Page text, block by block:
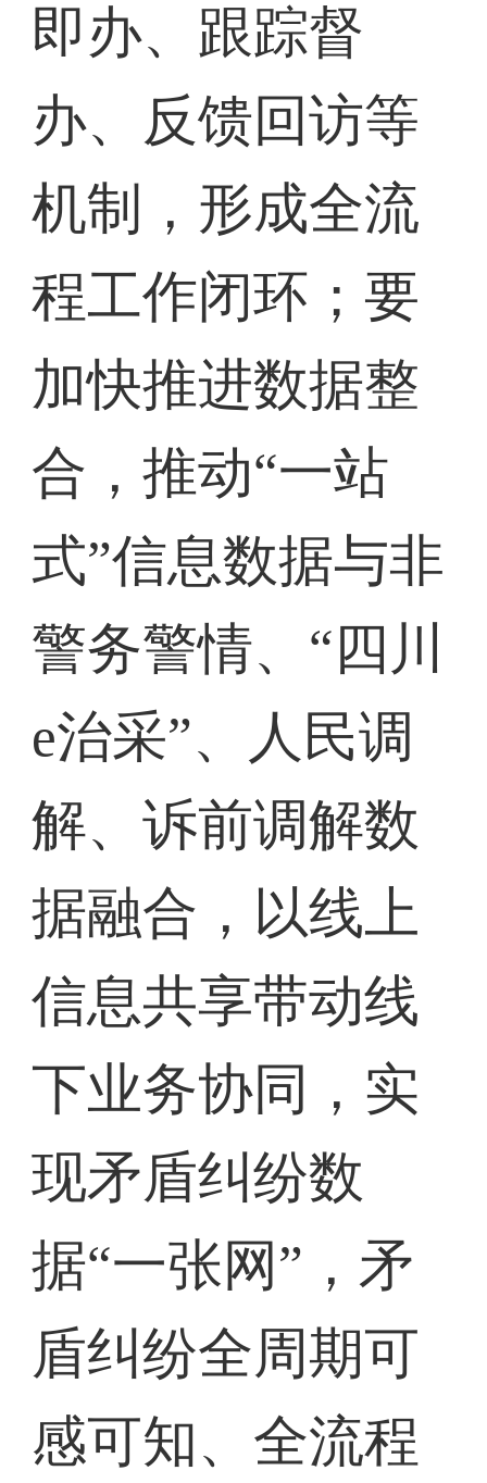
即办、跟踪督
办、反馈回访等
机制，形成全流
程工作闭环；要
加快推进数据整
合，推动“一站
式”信息数据与非
警务警情、“四川
e治采”、人民调
解、诉前调解数
据融合，以线上
信息共享带动线
下业务协同，实
现矛盾纠纷数
据“一张网”，矛
盾纠纷全周期可
感可知、全流程